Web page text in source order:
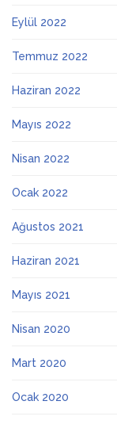
Eylül 2022
Temmuz 2022
Haziran 2022
Mayıs 2022
Nisan 2022
Ocak 2022
Ağustos 2021
Haziran 2021
Mayıs 2021
Nisan 2020
Mart 2020
Ocak 2020